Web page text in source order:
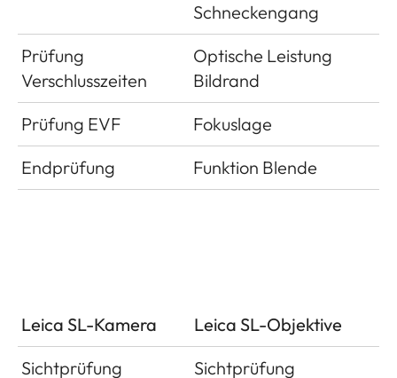
Schneckengang
Prüfung
Verschlusszeiten
Optische Leistung
Bildrand
Prüfung EVF
Fokuslage
Endprüfung
Funktion Blende
Leica SL-Kamera
Leica SL-Objektive
Sichtprüfung
Sichtprüfung